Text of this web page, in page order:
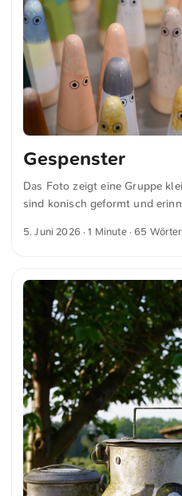
Gespenster
Das Foto zeigt eine Gruppe
sind konisch geformt und
umfasst verschiedene
und weitere Fotos kannst du
Auflösung auf unsplash.com
Foto
5. Juni 2026 · 1 Minute · 65 Wörter